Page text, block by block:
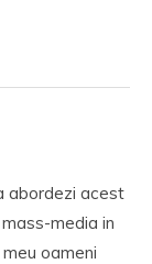
abordezi acest
media in
oameni